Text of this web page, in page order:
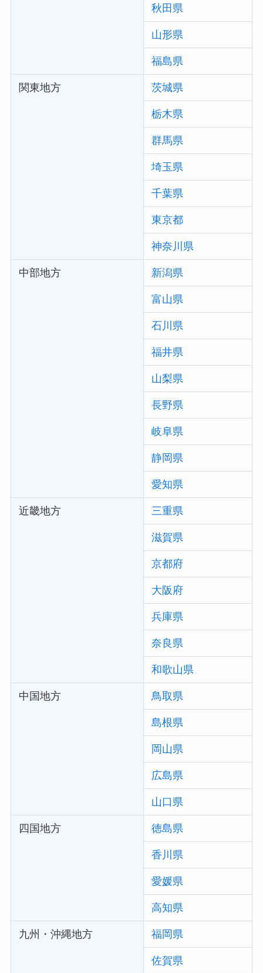
秋田県
山形県
福島県
関東地方 茨城県
栃木県
群馬県
埼玉県
千葉県
東京都
神奈川県
中部地方 新潟県
富山県
石川県
福井県
山梨県
長野県
岐阜県
静岡県
愛知県
近畿地方 三重県
滋賀県
京都府
大阪府
兵庫県
奈良県
和歌山県
中国地方 鳥取県
島根県
岡山県
広島県
山口県
四国地方 徳島県
香川県
愛媛県
高知県
九州・沖縄地方 福岡県
佐賀県